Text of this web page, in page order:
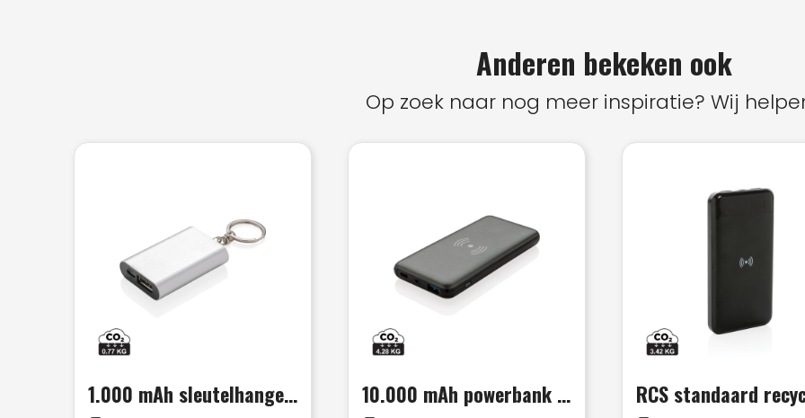
Anderen bekeken ook
Op zoek naar nog meer inspiratie? Wij
1.000 mAh sleutelhanger powerbank 10.000 mAh powerbank met 10W draadloos snelladen met PD